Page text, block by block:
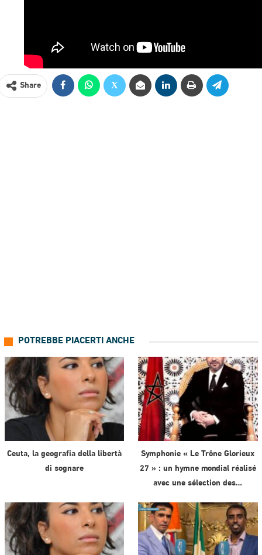
Share
POTREBBE PIACERTI ANCHE
Ceuta, la geografia della libertà
di sognare
Symphonie « Le Trône Glorieux
27 » : un hymne mondial réalisé
avec une sélection des…